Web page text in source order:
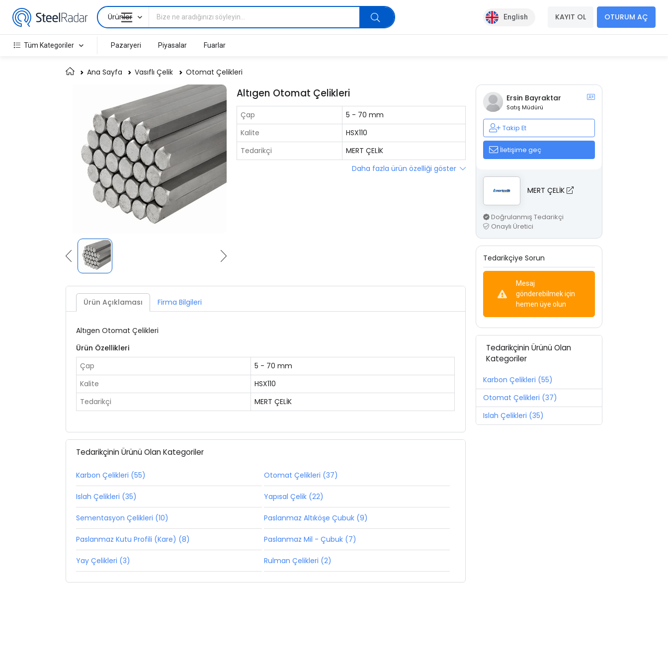
Ürünler English KAYIT OL OTURUM AÇ
Tüm Kategoriler Pazaryeri Piyasalar Fuarlar
Ana Sayfa Vasıflı Çelik Otomat Çelikleri
Altıgen Otomat Çelikleri
Çap
5 - 70 mm
Kalite
HSX110
Tedarikçi
MERT ÇELİK
Daha fazla ürün özelliği göster
Ürün Açıklaması Firma Bilgileri
Altıgen Otomat Çelikleri
Ürün Özellikleri
Çap
5 - 70 mm
Kalite
HSX110
Tedarikçi
MERT ÇELİK
Tedarikçinin Ürünü Olan Kategoriler
Karbon Çelikleri (55) Otomat Çelikleri (37)
Islah Çelikleri (35) Yapısal Çelik (22)
Sementasyon Çelikleri (10) Paslanmaz Altıköşe Çubuk (9)
Paslanmaz Kutu Profili (Kare) (8) Paslanmaz Mil - Çubuk (7)
Yay Çelikleri (3) Rulman Çelikleri (2)
Ersin Bayraktar
Satış Müdürü
Takip Et
İletişime geç
MERT ÇELİK
Doğrulanmış Tedarikçi
Onaylı Üretici
Tedarikçiye Sorun
Mesaj
gönderebilmek için
hemen üye olun
Tedarikçinin Ürünü Olan
Kategoriler
Karbon Çelikleri (55)
Otomat Çelikleri (37)
Islah Çelikleri (35)